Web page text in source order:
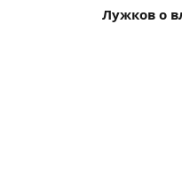
Лужков о